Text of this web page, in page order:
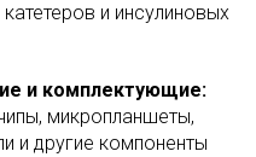
и инсулиновых
и комплектующие:
микропланшеты,
и другие компоненты